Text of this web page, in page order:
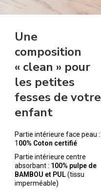
Une
composition
« clean » pour
les petites
fesses de votre
enfant
Partie intérieure face peau :
1 00% Coton certifié
Partie intérieure centre
absorbant : 100% pulpe de
BAMBOU et PUL(tissu
imperméable)